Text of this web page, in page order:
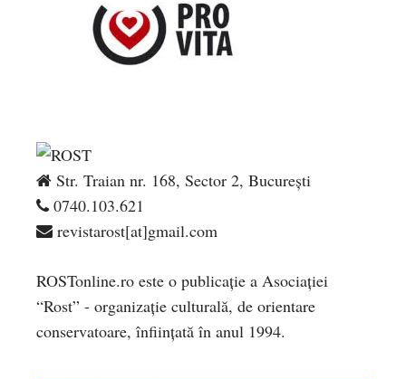
Str. Traian nr. 168, Sector 2, București
0740.103.621
revistarost[at]gmail.com
ROSTonline.ro este o publicaţie a Asociaţiei
“Rost” - organizaţie culturală, de orientare
conservatoare, înfiinţată în anul 1994.